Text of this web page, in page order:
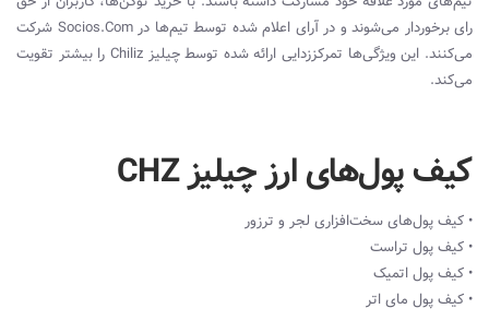
را‌ی برخوردار می‌شوند و در آرای اعلام شده توسط تیم‌ها در Socios.Com شرکت
می‌کنند. این ویژگی‌ها تمرکززدایی ارائه شده توسط چیلیز Chiliz را بیشتر تقویت
می‌کند.
کیف پول‌های ارز چیلیز CHZ
• کیف پول‌های سخت‌افزاری لجر و ترزور
• کیف پول تراست
• کیف پول اتمیک
• کیف پول مای اتر